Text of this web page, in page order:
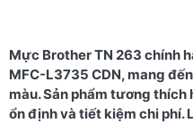
Mực Brother TN 263 chính
MFC-L3735 CDN, mang
màu. Sản phẩm tương thích
ổn định và tiết kiệm chi phí.